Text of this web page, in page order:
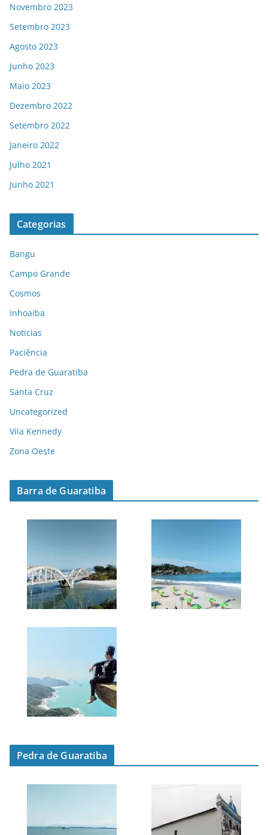
Novembro 2023
Setembro 2023
Agosto 2023
Junho 2023
Maio 2023
Dezembro 2022
Setembro 2022
Janeiro 2022
Julho 2021
Junho 2021
Categorias
Bangu
Campo Grande
Cosmos
Inhoaiba
Noticias
Paciência
Pedra de Guaratiba
Santa Cruz
Uncategorized
Vila Kennedy
Zona Oeste
Barra de Guaratiba
Pedra de Guaratiba